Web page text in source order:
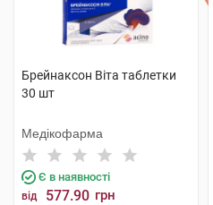
Брейнаксон Віта таблетки
30 шт
Медікофарма
Є в наявності
від 577.90 грн